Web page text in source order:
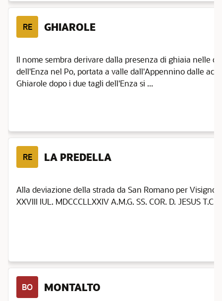
RE GHIAROLE
Il nome sembra derivare dalla presenza di ghiaia nelle
dell'Enza nel Po, portata a valle dall'Appennino dalle
Ghiarole dopo i due tagli dell'Enza si ...
RE LA PREDELLA
Alla deviazione della strada da San Romano per
XXVIII IUL. MDCCCLLXXIV A.M.G. SS. COR. D. JESUS
BO MONTALTO